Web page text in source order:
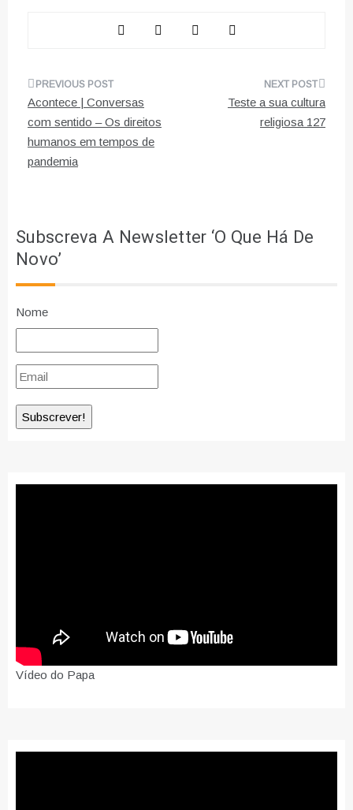
Navegação
de
artigos
Acontece | Conversas
com sentido – Os direitos
humanos em tempos de
pandemia
Teste a sua cultura
religiosa 127
Subscreva A Newsletter ‘O Que Há De
Novo’
Nome
Vídeo do Papa